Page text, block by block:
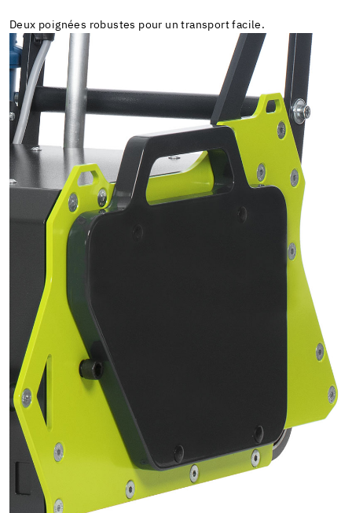
Deux poignées robustes pour un transport facile.